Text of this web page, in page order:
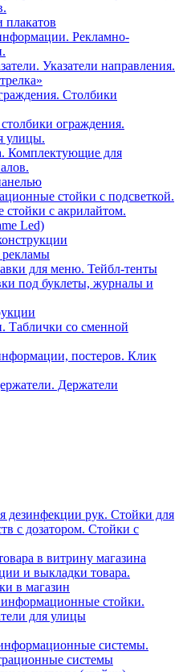
плакатов
Рекламно-
Указатели направления.
Столбики
ограждения.
улицы.
Комплектующие для
стойки с подсветкой.
с акрилайтом.
Led)
рекламы
для меню. Тейбл-тенты
под буклеты, журналы и
Таблички со сменной
постеров. Клик
Держатели
дезинфекции рук. Стойки для
с дозатором. Стойки с
в витрину магазина
и выкладки товара.
в магазин
стойки.
для улицы
системы.
системы